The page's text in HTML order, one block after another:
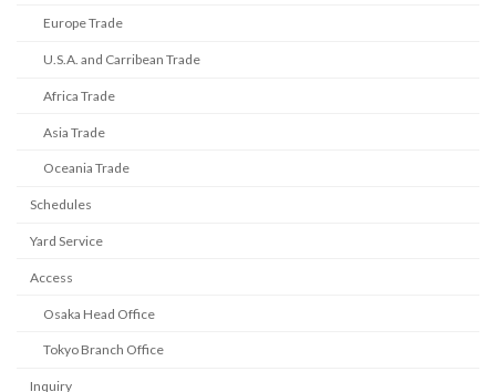
Europe Trade
U.S.A. and Carribean Trade
Africa Trade
Asia Trade
Oceania Trade
Schedules
Yard Service
Access
Osaka Head Office
Tokyo Branch Office
Inquiry